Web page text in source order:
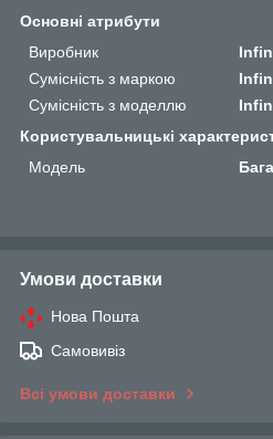
Основні атрибути
Виробник
Сумісність з маркою
Сумісність з моделлю
Користувальницькі
Мoдель
Умови доставки
Нова Пошта
Самовивіз
Всі умови доставки